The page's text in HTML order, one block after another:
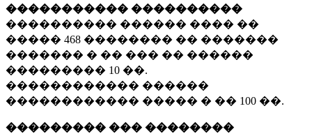
����������� ����������
���������� ������ ���� ��
����� 468 �������� �� �������
������� � �� ��� �� ������
��������� 10 ��.
������������ ������
������������ ����� � �� 100 ��.
��������� ��� ��������